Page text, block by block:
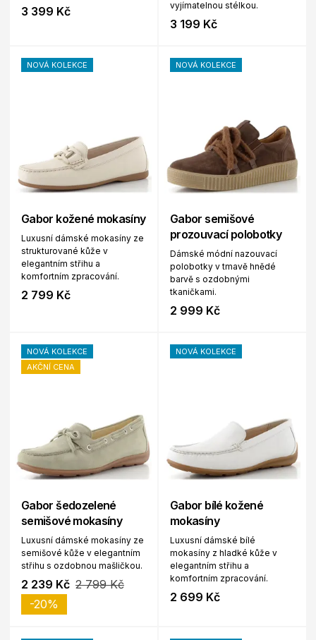
3 399 Kč vyjímatelnou stélkou.
3 199 Kč
NOVÁ KOLEKCE
Gabor kožené mokasíny
Luxusní dámské mokasíny ze
strukturované kůže v
elegantním střihu a
komfortním zpracování.
2 799 Kč
NOVÁ KOLEKCE
Gabor semišové
prozouvací polobotky
Dámské módní nazouvací
polobotky v tmavě hnědé
barvě s ozdobnými
tkaničkami.
2 999 Kč
NOVÁ KOLEKCE
AKČNÍ CENA
Gabor šedozelené
semišové mokasíny
Luxusní dámské mokasíny ze
semišové kůže v elegantním
střihu s ozdobnou mašličkou.
2 239 Kč 2 799 Kč
-20%
NOVÁ KOLEKCE
Gabor bílé kožené
mokasíny
Luxusní dámské bílé
mokasíny z hladké kůže v
elegantním střihu a
komfortním zpracování.
2 699 Kč